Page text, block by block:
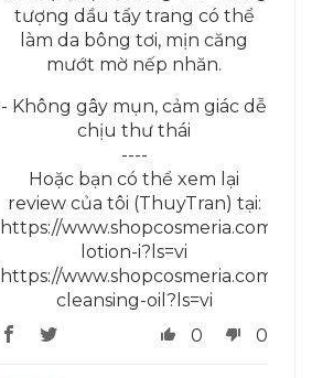
tượng dầu tẩy trang có thể
làm da bông tơi, mịn căng
mướt mờ nếp nhăn.
- Không gây mụn, cảm giác dễ
chịu thư thái
----
Hoặc bạn có thể xem lại
review của tôi (ThuyTran) tại:
https://www.shopcosmeria.com/
lotion-i?ls=vi
https://www.shopcosmeria.com/
cleansing-oil?ls=vi
0
0